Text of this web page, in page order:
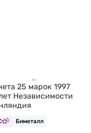
25 марок 1997
Независимости
Биметалл